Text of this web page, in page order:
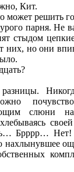
Кит.
может решить
парня. Не
стыдом
них, но они
слюни
Брррр…
нахлынувшее